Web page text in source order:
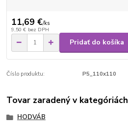
11,69 €/ks
9,50 € bez DPH
Pridať do košíka
Číslo produktu: P5_110x110
Tovar zaradený v kategóriách
HODVÁB